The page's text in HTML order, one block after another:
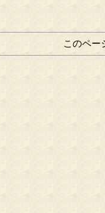
このペー